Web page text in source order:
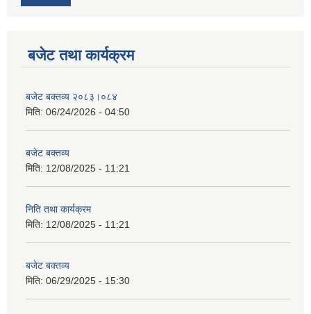
बजेट तथा कार्यक्रम
बजेट बक्तव्य २०८३।०८४
मिति: 06/24/2026 - 04:50
बजेट बक्तव्य
मिति: 12/08/2025 - 11:21
निति तथा कार्यक्रम
मिति: 12/08/2025 - 11:21
बजेट बक्तव्य
मिति: 06/29/2025 - 15:30